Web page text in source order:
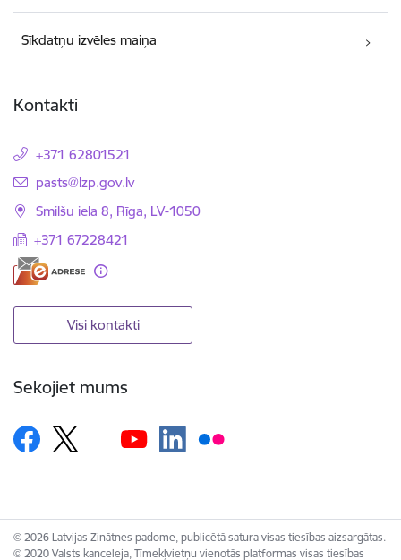
Sīkdatņu izvēles maiņa
Kontakti
+371 62801521
E-pasts:
pasts@lzp.gov.lv
Smilšu iela 8, Rīga, LV-1050
+371 67228421
Visi kontakti
Sekojiet mums
© 2026 Latvijas Zinātnes padome, publicētā satura visas tiesības aizsargātas.
© 2020 Valsts kanceleja, Tīmekļvietņu vienotās platformas visas tiesības